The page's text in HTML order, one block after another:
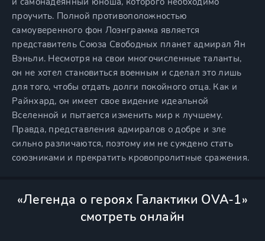
проучить. Полной противоположностью
самоуверенного фон Лоэнграмма является
представитель Союза Свободных планет адмирал Ян
Вэньли. Несмотря на свои многочисленные таланты,
он не хотел становиться военным и сделал это лишь
для того, чтобы отдать долги покойного отца. Как и
Райнхард, он имеет свое видение идеальной
Вселенной и пытается изменить мир к лучшему.
Правда, представления адмиралов о добре и зле
сильно различаются, поэтому им не суждено стать
союзниками и прекратить кровопролитные сражения.
«Легенда о героях Галактики OVA-1»
смотреть онлайн